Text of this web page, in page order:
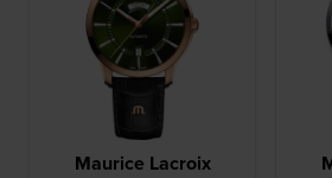
Maurice Lacroix